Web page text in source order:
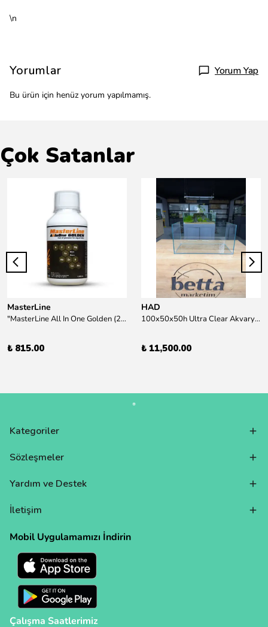
\n
Yorumlar Yorum Yap
Bu ürün için henüz yorum yapılmamış.
Çok Satanlar
MasterLine
"MasterLine All In One Golden (200 ml) Daha yüksek zorluk derecesine sahip bitkiler için Özel formül Tam Besin "
₺ 815.00
HAD
100x50x50h Ultra Clear Akvaryum 10mm 90derece Birleşim /Sadece Otobüs Kargosu ile Gönderim Yapılır !
₺ 11,500.00
Kategoriler
Sözleşmeler
Yardım ve Destek
İletişim
Mobil Uygulamamızı İndirin
Çalışma Saatlerimiz